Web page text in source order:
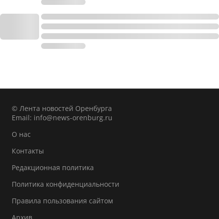
© Лента новостей Оренбурга
Email: info@news-orenburg.ru
О нас
Контакты
Редакционная политика
Политика конфиденциальности
Правила пользования сайтом